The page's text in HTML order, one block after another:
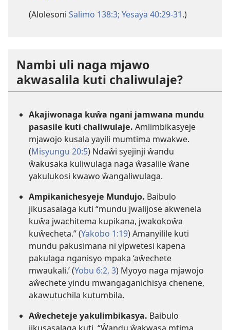
(Alolesoni Salimo 138:3; Yesaya 40:29-31.)
Nambi uli naga mjawo
akwasalila kuti chaliwulaje?
Akajiwonaga kuŵa ngani jamwana mundu
pasasile kuti chaliwulaje. Amlimbikasyeje
mjawojo kusala yayili mumtima mwakwe.
(Misyungu 20:5) Ndaŵi syejinji ŵandu
ŵakusaka kuliwulaga naga ŵasalile ŵane
yakulukosi kwawo ŵangaliwulaga.
Ampikanichesyeje Mundujo. Baibulo
jikusasalaga kuti “mundu jwalijose akwenela
kuŵa jwachitema kupikana, jwakokoŵa
kuŵecheta.” (Yakobo 1:19) Amanyilile kuti
mundu pakusimana ni yipwetesi kapena
pakulaga nganisyo mpaka ‘aŵechete
mwaukali.’ (Yobu 6:2, 3) Myoyo naga mjawojo
aŵechete yindu mwangaganichisya chenene,
akawutuchila kutumbila.
Aŵecheteje yakulimbikasya. Baibulo